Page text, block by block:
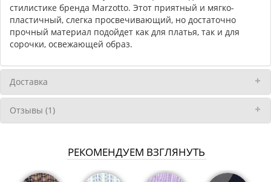
стилистике бренда Marzotto. Этот приятный и мягко-
пластичный, слегка просвечивающий, но достаточно
прочный материал подойдет как для платья, так и для
сорочки, освежающей образ.
Доставка
Отзывы (1)
РЕКОМЕНДУЕМ ВЗГЛЯНУТЬ